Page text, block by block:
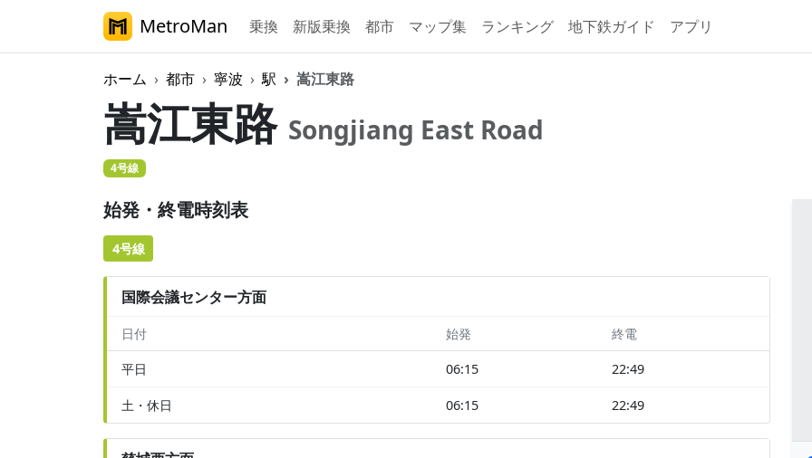
MetroMan 乗換 新版乗換 都市 マップ集 ランキング 地下鉄ガイド アプリ
ホーム 都市 寧波 駅 嵩江東路
嵩江東路 Songjiang East Road
4号線
始発・終電時刻表
4号線
国際会議センター方面
日付 始発 終電
平日 06:15 22:49
土・休日 06:15 22:49